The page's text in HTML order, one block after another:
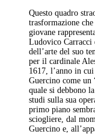
Questo quadro
trasformazione
giovane
Ludovico Carracci
dell’arte del suo
per il cardinale
1617, l’anno in
Guercino come un
quale si debbono
studi sulla sua
primo piano
sciogliere, dal
Guercino e,